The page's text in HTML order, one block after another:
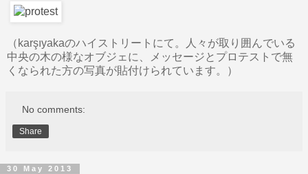
（karşıyakaのハイストリートにて。人々が取り囲んでいる
中央の木の様なオブジェに、メッセージとプロテストで無
くなられた方の写真が貼付けられています。）
No comments:
Share
30 May 2013